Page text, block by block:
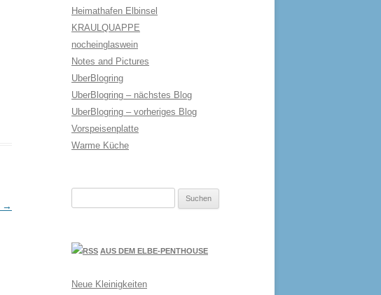
→
Heimathafen Elbinsel
KRAULQUAPPE
nocheinglaswein
Notes and Pictures
UberBlogring
UberBlogring – nächstes Blog
UberBlogring – vorheriges Blog
Vorspeisenplatte
Warme Küche
AUS DEM ELBE-PENTHOUSE
Neue Kleinigkeiten